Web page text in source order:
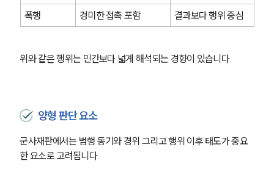
폭행
경미한 접촉 포함 결과보다 행위 중심
위와 같은 행위는 민간보다 넓게 해석되는 경향이 있습니다.
양형 판단 요소
군사재판에서는 범행 동기와 경위 그리고 행위 이후 태도가 중요
한 요소로 고려됩니다.